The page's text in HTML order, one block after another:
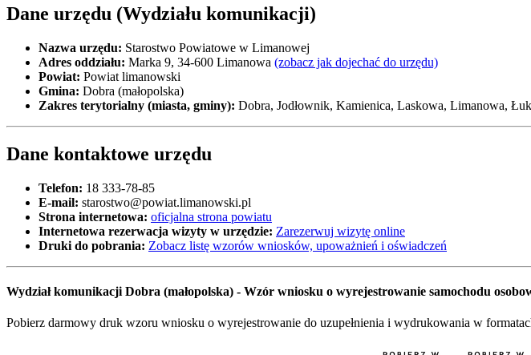
Dane urzędu (Wydziału komunikacji)
Nazwa urzędu: Starostwo Powiatowe w Limanowej
Adres oddziału: Marka 9, 34-600 Limanowa (zobacz jak dojechać do urzędu)
Powiat: Powiat limanowski
Gmina: Dobra (małopolska)
Zakres terytorialny (miasta, gminy): Dobra, Jodłownik, Kamienica, Laskowa, Limanowa,
Dane kontaktowe urzędu
Telefon: 18 333-78-85
E-mail: starostwo@powiat.limanowski.pl
Strona internetowa: oficjalna strona powiatu
Internetowa rezerwacja wizyty w urzędzie: Zarezerwuj wizytę online
Druki do pobrania: Zobacz listę wzorów wniosków, upoważnień i oświadczeń
Wydział komunikacji Dobra (małopolska) - Wzór wniosku o wyrejestrowanie samochodu
Pobierz darmowy druk wzoru wniosku o wyrejestrowanie do uzupełnienia i wydrukowania w